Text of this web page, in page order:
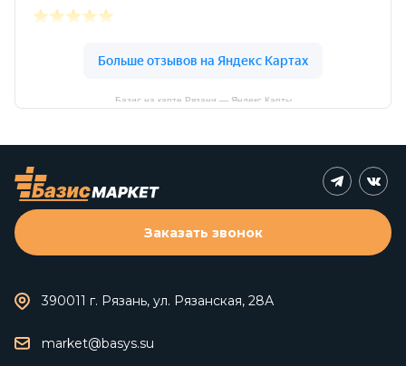
Базис на карте Рязани — Яндекс Карты
390011 г. Рязань, ул. Рязанская, 28А
market@basys.su
Заказать звонок